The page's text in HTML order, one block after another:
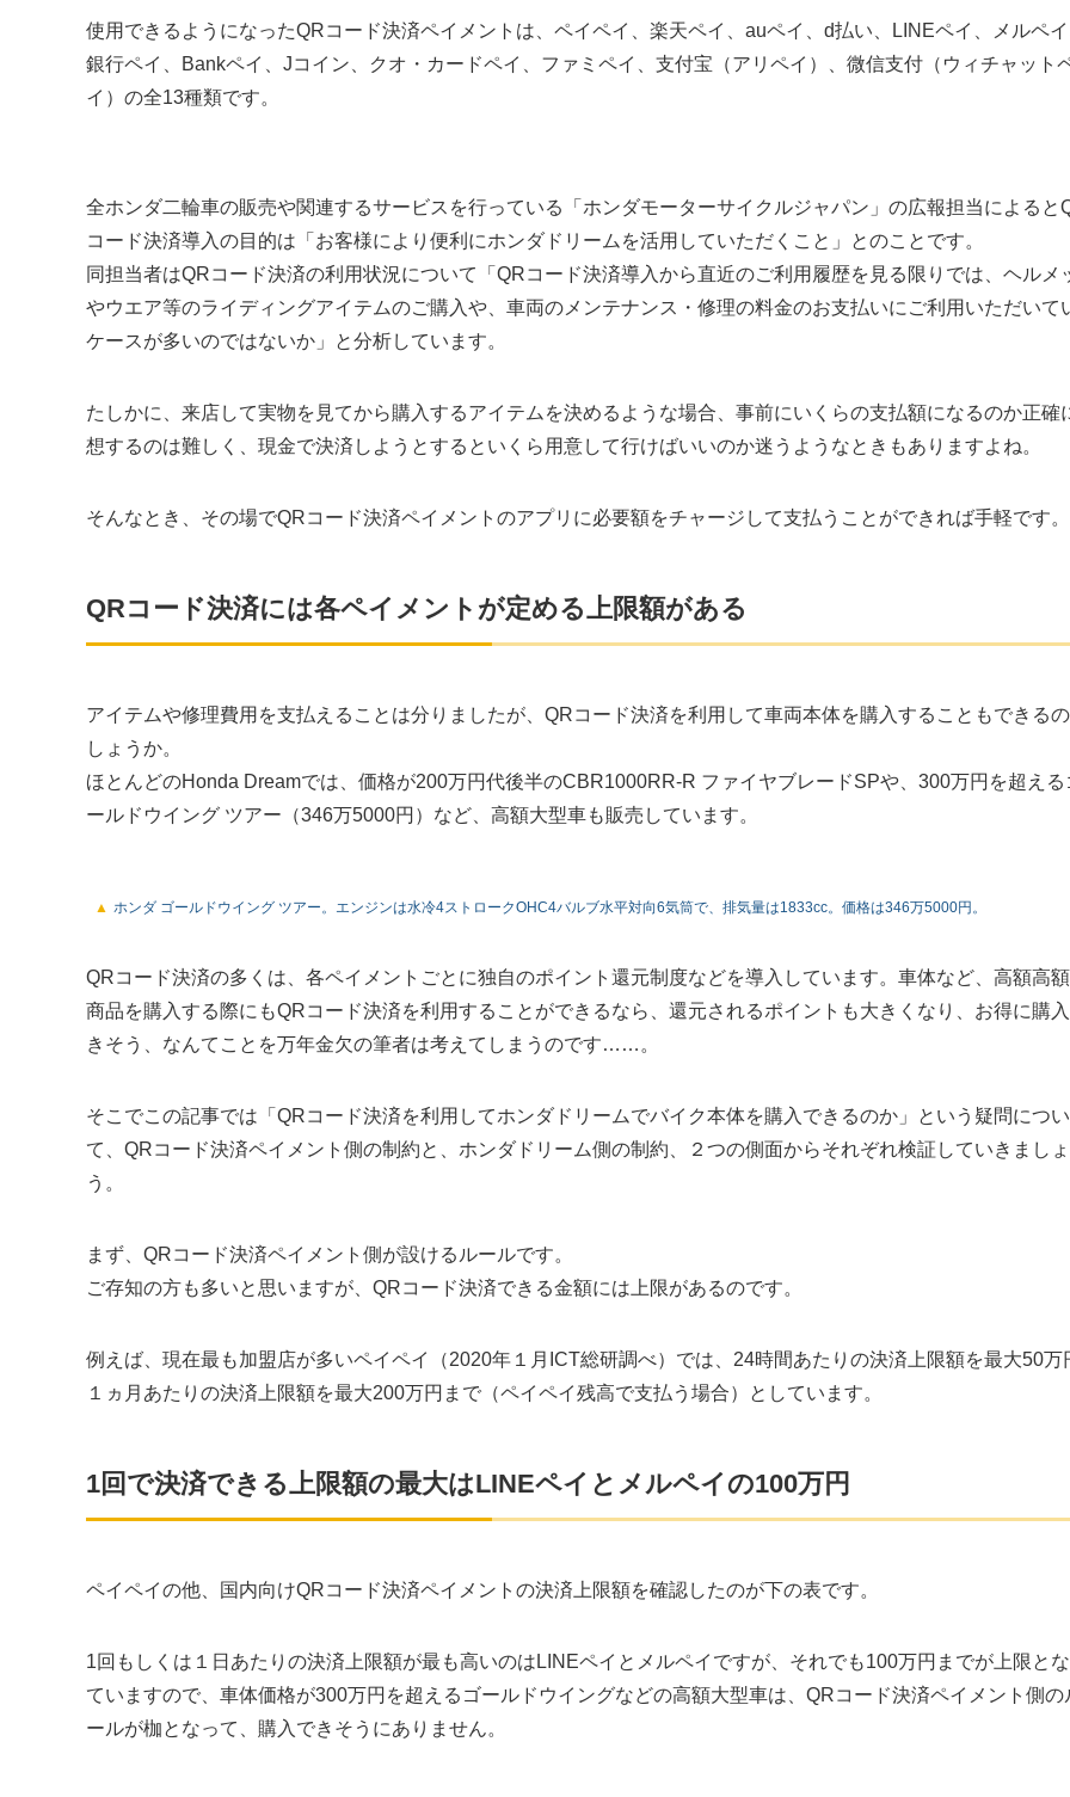
使用できるようになったQRコード決済ペイメントは、ペイペイ、楽天ペイ、auペイ、d払い、LINEペイ、メルペイ
銀行ペイ、Bankペイ、Jコイン、クオ・カードペイ、ファミペイ、支付宝（アリペイ）、微信支付（ウィチャット
イ）の全13種類です。
全ホンダ二輪車の販売や関連するサービスを行っている「ホンダモーターサイクルジャパン」の広報担当によると
コード決済導入の目的は「お客様により便利にホンダドリームを活用していただくこと」とのことです。
同担当者はQRコード決済の利用状況について「QRコード決済導入から直近のご利用履歴を見る限りでは、ヘルメ
やウエア等のライディングアイテムのご購入や、車両のメンテナンス・修理の料金のお支払いにご利用いただいて
ケースが多いのではないか」と分析しています。
たしかに、来店して実物を見てから購入するアイテムを決めるような場合、事前にいくらの支払額になるのか正確
想するのは難しく、現金で決済しようとするといくら用意して行けばいいのか迷うようなときもありますよね。
そんなとき、その場でQRコード決済ペイメントのアプリに必要額をチャージして支払うことができれば手軽です。
QRコード決済には各ペイメントが定める上限額がある
アイテムや修理費用を支払えることは分りましたが、QRコード決済を利用して車両本体を購入することもできる
しょうか。
ほとんどのHonda Dreamでは、価格が200万円代後半のCBR1000RR-R ファイヤブレードSPや、300万円を超える
ールドウイング ツアー（346万5000円）など、高額大型車も販売しています。
ホンダ ゴールドウイング ツアー。エンジンは水冷4ストロークOHC4バルブ水平対向6気筒で、排気量は1833cc。価格は346万5000円。
QRコード決済の多くは、各ペイメントごとに独自のポイント還元制度などを導入しています。車体など、高額高
商品を購入する際にもQRコード決済を利用することができるなら、還元されるポイントも大きくなり、お得に購
きそう、なんてことを万年金欠の筆者は考えてしまうのです……。
そこでこの記事では「QRコード決済を利用してホンダドリームでバイク本体を購入できるのか」という疑問につい
て、QRコード決済ペイメント側の制約と、ホンダドリーム側の制約、２つの側面からそれぞれ検証していきましょ
う。
まず、QRコード決済ペイメント側が設けるルールです。
ご存知の方も多いと思いますが、QRコード決済できる金額には上限があるのです。
例えば、現在最も加盟店が多いペイペイ（2020年１月ICT総研調べ）では、24時間あたりの決済上限額を最大50万
１ヵ月あたりの決済上限額を最大200万円まで（ペイペイ残高で支払う場合）としています。
1回で決済できる上限額の最大はLINEペイとメルペイの100万円
ペイペイの他、国内向けQRコード決済ペイメントの決済上限額を確認したのが下の表です。
1回もしくは１日あたりの決済上限額が最も高いのはLINEペイとメルペイですが、それでも100万円までが上限と
ていますので、車体価格が300万円を超えるゴールドウイングなどの高額大型車は、QRコード決済ペイメント側の
ールが枷となって、購入できそうにありません。